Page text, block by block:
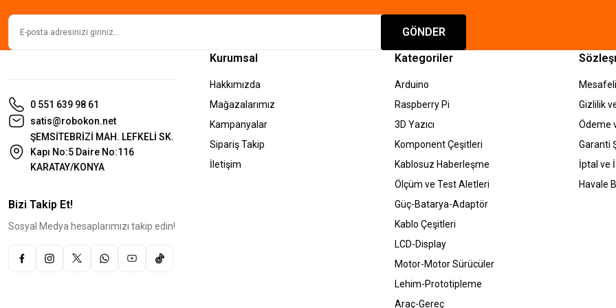
GÖNDER
0 551 639 98 61
satis@robokon.net
ŞEMSİTEBRİZİ MAH. LEFKELİ SK.
Kapı No:5 Daire No:116
KARATAY/KONYA
Bizi Takip Et!
Sosyal Medya hesaplarımızı takip edin!
Kurumsal
Hakkımızda
Mağazalarımız
Kampanyalar
Sipariş Takip
İletişim
Kategoriler
Arduino
Raspberry Pi
3D Yazıcı
Komponent Çeşitleri
Kablosuz Haberleşme
Ölçüm ve Test Aletleri
Güç-Batarya-Adaptör
Kablo Çeşitleri
LCD-Display
Motor-Motor Sürücüler
Lehim-Prototipleme
Araç-Gereç
Gizlilik
Ödeme
Garanti
İptal ve
Havale